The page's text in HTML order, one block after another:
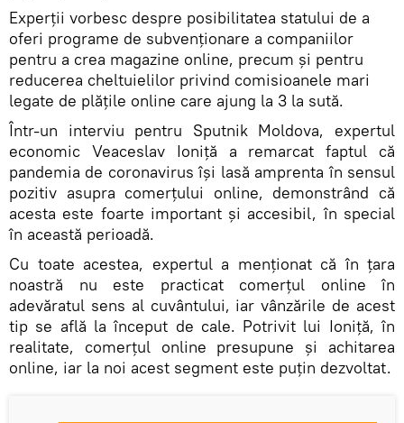
Experții vorbesc despre posibilitatea statului de a
oferi programe de subvenționare a companiilor
pentru a crea magazine online, precum și pentru
reducerea cheltuielilor privind comisioanele mari
legate de plățile online care ajung la 3 la sută.
Într-un interviu pentru Sputnik Moldova, expertul
economic Veaceslav Ioniță a remarcat faptul că
pandemia de coronavirus își lasă amprenta în sensul
pozitiv asupra comerțului online, demonstrând că
acesta este foarte important și accesibil, în special
în această perioadă.
Cu toate acestea, expertul a menționat că în țara
noastră nu este practicat comerțul online în
adevăratul sens al cuvântului, iar vânzările de acest
tip se află la început de cale. Potrivit lui Ioniță, în
realitate, comerțul online presupune și achitarea
online, iar la noi acest segment este puțin dezvoltat.